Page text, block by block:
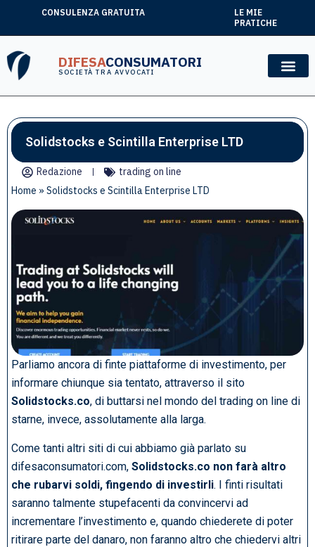
CONSULENZA GRATUITA
LE MIE
PRATICHE
DIFESACONSUMATORI
SOCIETÀ TRA AVVOCATI
Solidstocks e Scintilla Enterprise LTD
Redazione
trading on line
Home » Solidstocks e Scintilla Enterprise LTD
Parliamo ancora di finte piattaforme di investimento, per
informare chiunque sia tentato, attraverso il sito
Solidstocks.co, di buttarsi nel mondo del trading on line di
starne, invece, assolutamente alla larga.
Come tanti altri siti di cui abbiamo già parlato su
difesaconsumatori.com, Solidstocks.co non farà altro
che rubarvi soldi, fingendo di investirli. I finti risultati
saranno talmente stupefacenti da convincervi ad
incrementare l’investimento e, quando chiederete di poter
ritirare parte del danaro, non faranno altro che chiedervi altri